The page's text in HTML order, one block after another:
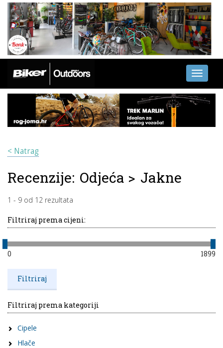
Toggle
< Natrag
Recenzije: Odjeća > Jakne
1 - 9 od 12 rezultata
Filtriraj prema cijeni:
0 1899
Filtriraj prema kategoriji
Cipele
Hlače